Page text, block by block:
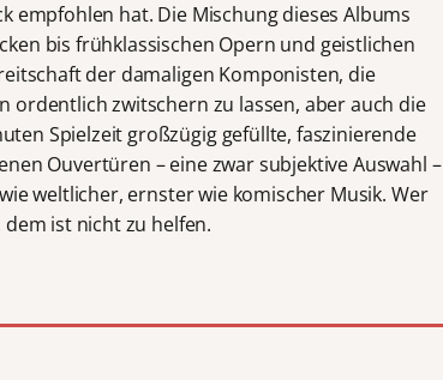
empfohlen hat. Die Mischung dieses Albums
bis frühklassischen Opern und geistlichen
der damaligen Komponisten, die
ordentlich zwitschern zu lassen, aber auch die
Spielzeit großzügig gefüllte, faszinierende
Ouvertüren – eine zwar subjektive Auswahl –
weltlicher, ernster wie komischer Musik. Wer
ist nicht zu helfen.